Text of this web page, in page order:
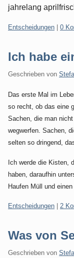
jahrelang
Kategorien:
Entscheidungen 0
Ich habe
Geschrieben von
Das erste Mal im
so recht, ob das eine
Sachen, die man
wegwerfen. Sachen,
selten so dringend,
Ich werde die Kisten,
haben, daraufhin
Haufen Müll und
Kategorien:
Entscheidungen 2
Was von
Geschrieben von